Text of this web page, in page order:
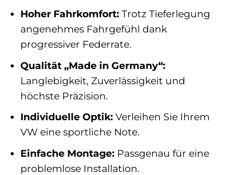
Hoher Fahrkomfort:Trotz Tieferlegung
angenehmes Fahrgefühl dank
progressiver Federrate.
Qualität „Made in Germany“:
Langlebigkeit, Zuverlässigkeit und
höchste Präzision.
Individuelle Optik:Verleihen Sie Ihrem
VW eine sportliche Note.
Einfache Montage:Passgenau für eine
problemlose Installation.